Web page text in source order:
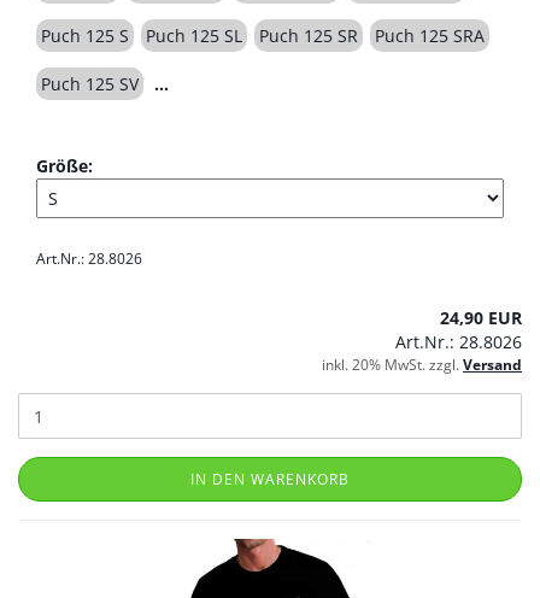
Puch 125 S Puch 125 SL Puch 125 SR Puch 125 SRA
Puch 125 SV
Größe:
Art.Nr.: 28.8026
24,90 EUR
Art.Nr.: 28.8026
inkl. 20% MwSt. zzgl.Versand
IN DEN WARENKORB